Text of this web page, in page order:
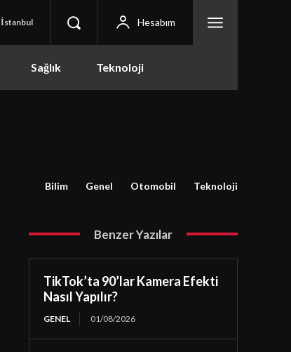
İstanbul Hesabım
Sağlık Teknoloji
Bilim Genel Otomobil Teknoloji
Benzer Yazılar
TikTok’ta 90’lar Kamera Efekti
Nasıl Yapılır?
GENEL 01/08/2026